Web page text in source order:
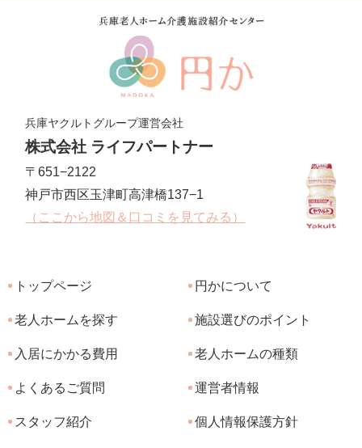
兵庫ヤクルトグループ運営会社
株式会社 ライフパートナー
〒651−2122
神戸市西区玉津町高津橋137−1
（ここから地図＆口コミを見てみる）
トップページ 円かについて
老人ホームを探す 施設選びのポイント
入居にかかる費用 老人ホームの種類
よくあるご質問 運営者情報
スタッフ紹介 個人情報保護方針